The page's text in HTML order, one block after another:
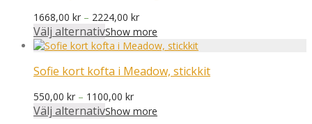
1668,00 kr – 2224,00 krPrisintervall:
1668,00 kr
till
Välj alternativShow more
Sofie kort kofta i Meadow, stickkit
550,00 kr – 1100,00 krPrisintervall:
550,00 kr
Välj alternativShow more